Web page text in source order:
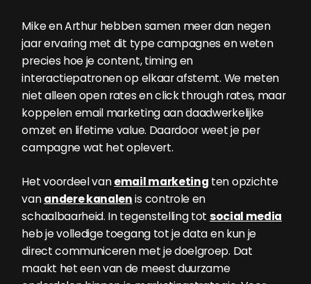
Mike en Arthur hebben samen meer dan negen
jaar ervaring met dit type campagnes en weten
precies hoe je content, timing en
interactiepatronen op elkaar afstemt. We meten
niet alleen open rates en click through rates, maar
koppelen email marketing aan daadwerkelijke
omzet en lifetime value. Daardoor weet je per
campagne wat het oplevert.
Het voordeel vanemail marketing ten opzichte
vanandere kanalenis controle en
schaalbaarheid. In tegenstelling tot social media
heb je volledige toegang tot je data en kun je
direct communiceren met je doelgroep. Dat
maakt het een van de meest duurzame